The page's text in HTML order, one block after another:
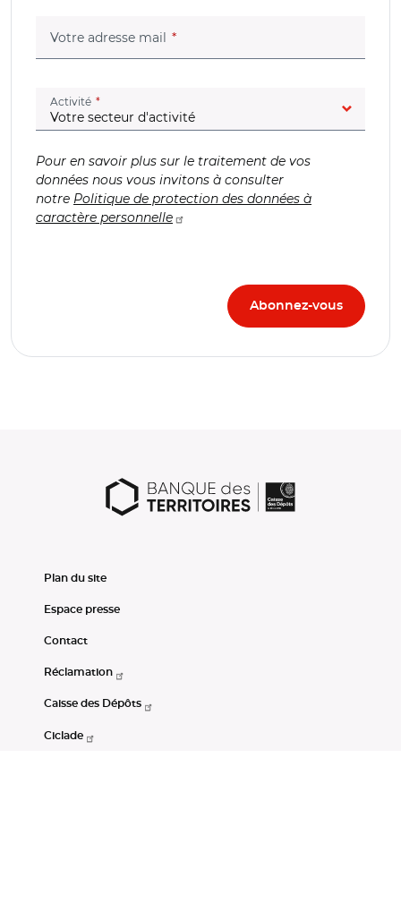
Votre adresse mail (champ obligatoire)
Activité (champ obligatoire)
Pour en savoir plus sur le traitement de vos
données nous vous invitons à consulter
notre Politique de protection des données à
caractère personnelle
Plan du site
Espace presse
Contact
Réclamation
Caisse des Dépôts
Ciclade